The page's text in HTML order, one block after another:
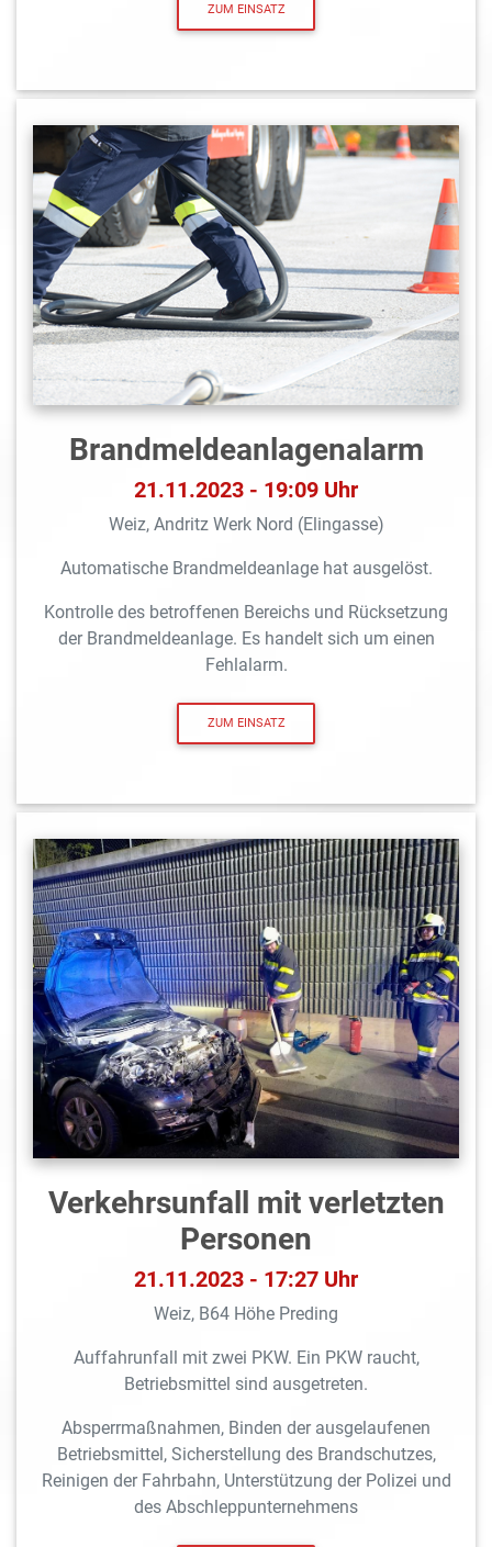
ZUM EINSATZ
Brandmeldeanlagen­alarm
21.11.2023 - 19:09 Uhr
Weiz, Andritz Werk Nord (Elingasse)
Automatische Brandmeldeanlage hat ausgelöst.
Kontrolle des betroffenen Bereichs und Rücksetzung
der Brandmeldeanlage. Es handelt sich um einen
Fehlalarm.
ZUM EINSATZ
Verkehrsunfall mit verletzten
Personen
21.11.2023 - 17:27 Uhr
Weiz, B64 Höhe Preding
Auffahrunfall mit zwei PKW. Ein PKW raucht,
Betriebsmittel sind ausgetreten.
Absperrmaßnahmen, Binden der ausgelaufenen
Betriebsmittel, Sicherstellung des Brandschutzes,
Reinigen der Fahrbahn, Unterstützung der Polizei und
des Abschleppunternehmens